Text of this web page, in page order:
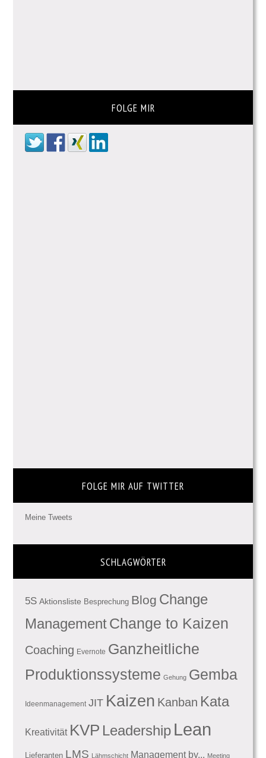
FOLGE MIR
FOLGE MIR AUF TWITTER
Meine Tweets
SCHLAGWÖRTER
5S Aktionsliste Besprechung Blog Change
ManagementChange to Kaizen
Coaching Evernote Ganzheitliche
Produktionssysteme Gehung Gemba
Ideenmanagement JIT Kaizen Kanban Kata
Kreativität KVP Leadership Lean
Lieferanten LMS Lähmschicht Management by... Meeting